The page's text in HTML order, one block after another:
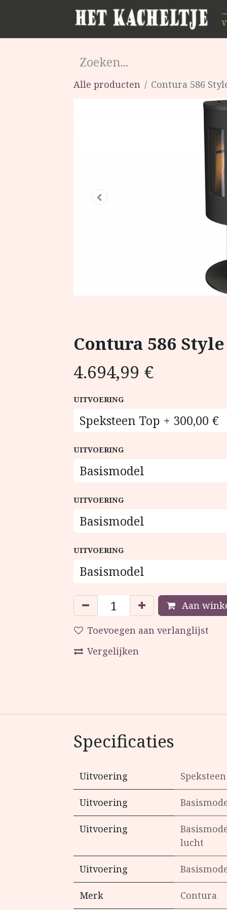
Alle producten Contura 586
Contura 586
4.694,99 €
UITVOERING
UITVOERING
UITVOERING
UITVOERING
Aan
Toevoegen aan verlanglijst
Vergelijken
Specificaties
Uitvoering
Uitvoering
Uitvoering
lucht
Uitvoering
Merk Contura